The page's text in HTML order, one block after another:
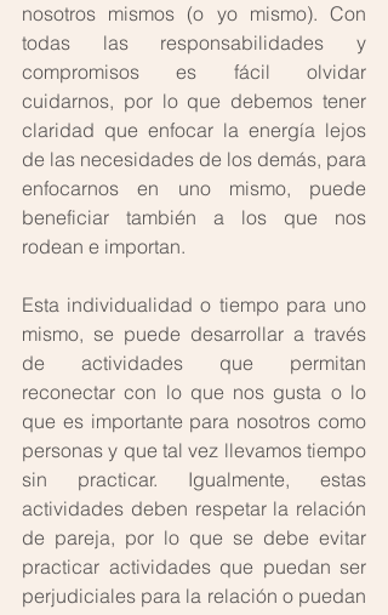
nosotros mismos (o yo mismo). Con
todas las responsabilidades y
compromisos es fácil olvidar
cuidarnos, por lo que debemos tener
claridad que enfocar la energía lejos
de las necesidades de los demás, para
enfocarnos en uno mismo, puede
beneficiar también a los que nos
rodean e importan.
Esta individualidad o tiempo para uno
mismo, se puede desarrollar a través
de actividades que permitan
reconectar con lo que nos gusta o lo
que es importante para nosotros como
personas y que tal vez llevamos tiempo
sin practicar. Igualmente, estas
actividades deben respetar la relación
de pareja, por lo que se debe evitar
practicar actividades que puedan ser
perjudiciales para la relación o puedan